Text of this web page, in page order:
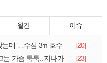
월간 이슈
3m 호수 뛰어든 60대 의인
[20]
툭툭.. 지나가던 아재의 정체
[23]